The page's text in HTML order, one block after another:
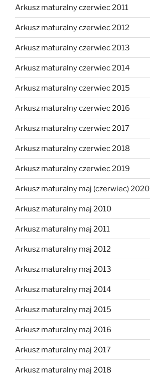
Arkusz maturalny czerwiec 2011
Arkusz maturalny czerwiec 2012
Arkusz maturalny czerwiec 2013
Arkusz maturalny czerwiec 2014
Arkusz maturalny czerwiec 2015
Arkusz maturalny czerwiec 2016
Arkusz maturalny czerwiec 2017
Arkusz maturalny czerwiec 2018
Arkusz maturalny czerwiec 2019
Arkusz maturalny maj (czerwiec) 2020
Arkusz maturalny maj 2010
Arkusz maturalny maj 2011
Arkusz maturalny maj 2012
Arkusz maturalny maj 2013
Arkusz maturalny maj 2014
Arkusz maturalny maj 2015
Arkusz maturalny maj 2016
Arkusz maturalny maj 2017
Arkusz maturalny maj 2018